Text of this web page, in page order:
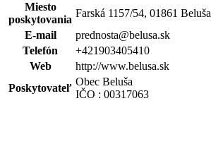
Miesto
poskytovania
Farská 1157/54, 01861 Beluša
E-mail
prednosta@belusa.sk
Telefón
+421903405410
Web
http://www.belusa.sk
Poskytovateľ
Obec Beluša
IČO : 00317063